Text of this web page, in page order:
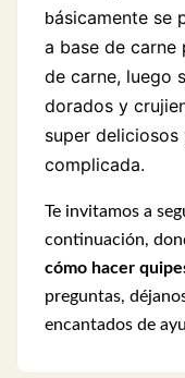
básicamente se
a base de carne
de carne, luego
dorados y
super deliciosos
complicada.
Te invitamos a
continuación,
cómo hacer
preguntas,
encantados de